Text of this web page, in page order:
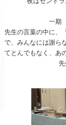
一期
先生の言葉の中に、
で、みんなには謝ら
てとんでもなく、あ